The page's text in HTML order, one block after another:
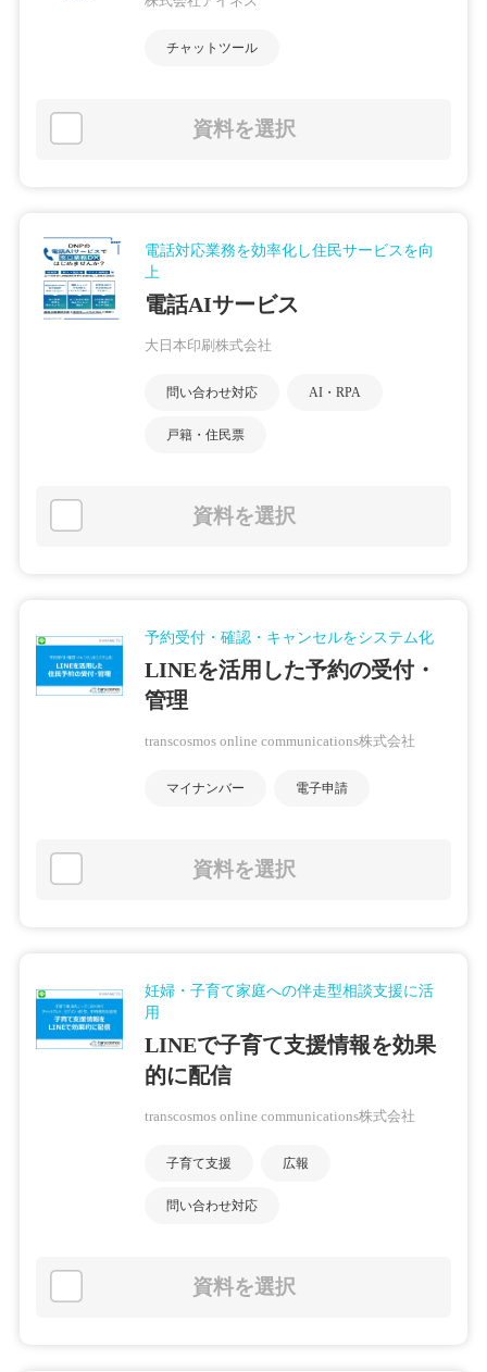
チャットツール
資料を選択
電話対応業務を効率化し住民サービスを向
上
電話AIサービス
大日本印刷株式会社
問い合わせ対応 AI・RPA
戸籍・住民票
資料を選択
予約受付・確認・キャンセルをシステム化
LINEを活用した予約の受付・
管理
transcosmos online communications株式会社
マイナンバー 電子申請
資料を選択
妊婦・子育て家庭への伴走型相談支援に活
用
LINEで子育て支援情報を効果
的に配信
transcosmos online communications株式会社
子育て支援 広報
問い合わせ対応
資料を選択